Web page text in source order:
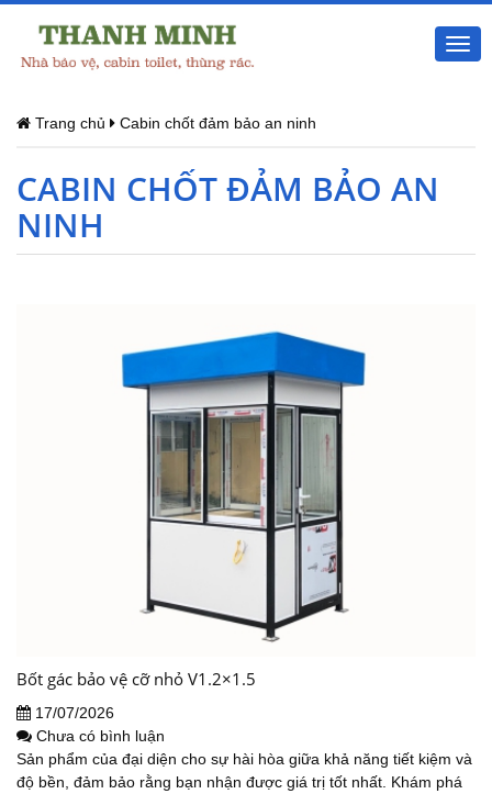
Trang chủ Cabin chốt đảm bảo an ninh
CABIN CHỐT ĐẢM BẢO AN
NINH
Bốt gác bảo vệ cỡ nhỏ V1.2×1.5
17/07/2026
Chưa có bình luận
Sản phẩm của đại diện cho sự hài hòa giữa khả năng tiết kiệm và
độ bền, đảm bảo rằng bạn nhận được giá trị tốt nhất. Khám phá